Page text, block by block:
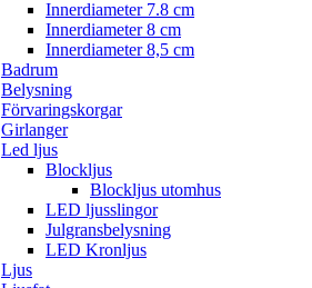
Innerdiameter 7.8 cm
Innerdiameter 8 cm
Innerdiameter 8,5 cm
Badrum
Belysning
Förvaringskorgar
Girlanger
Led ljus
Blockljus
Blockljus utomhus
LED ljusslingor
Julgransbelysning
LED Kronljus
Ljus